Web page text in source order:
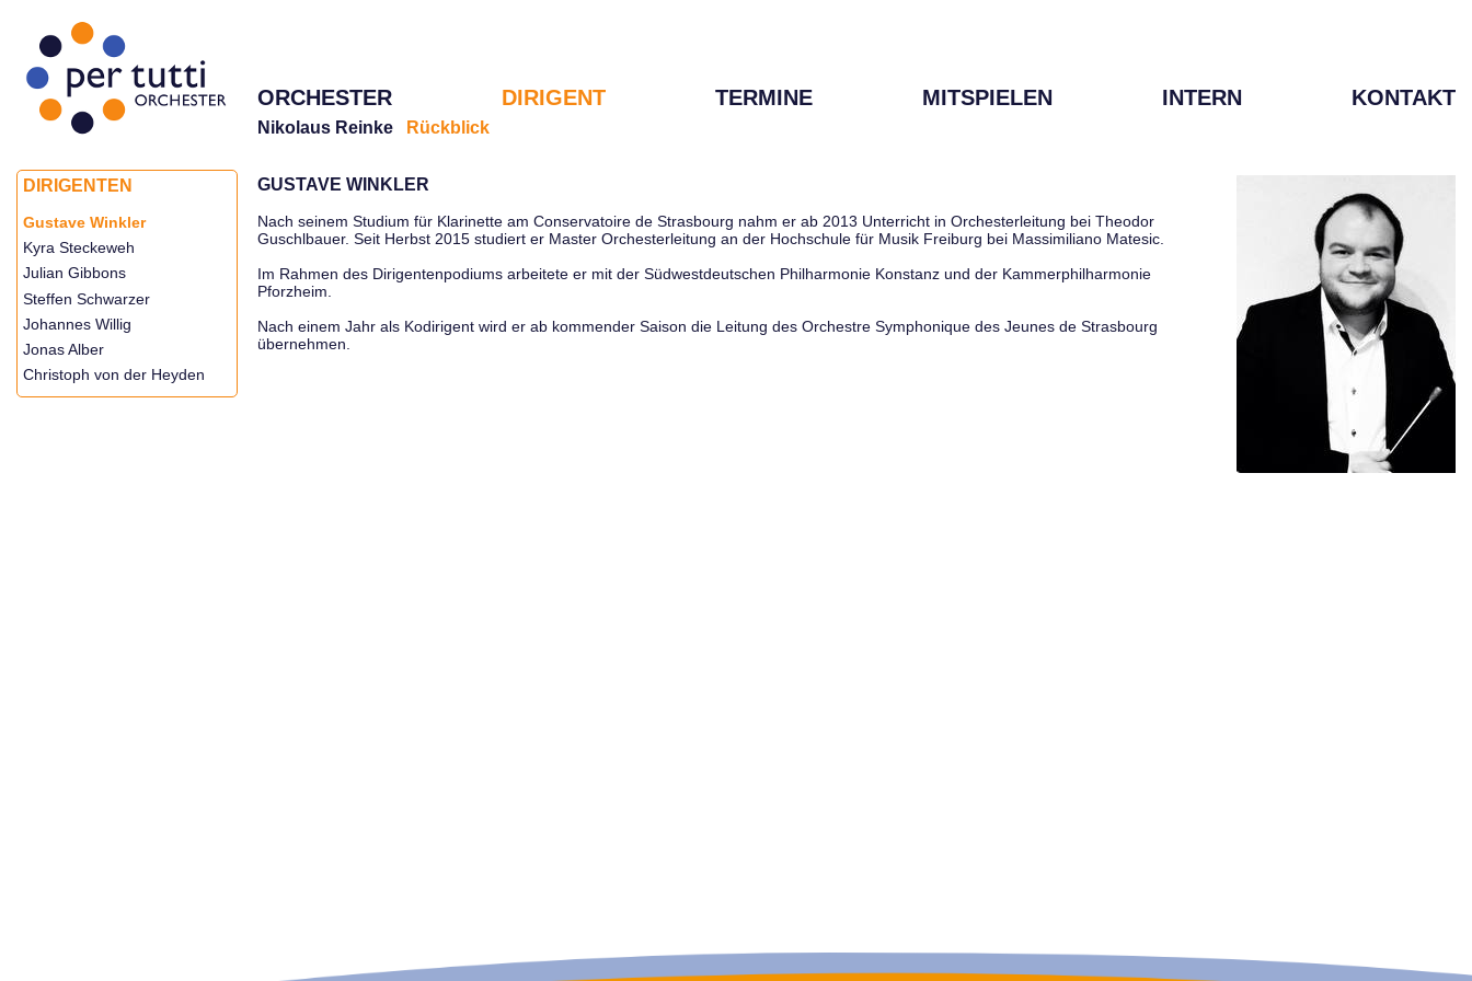
ORCHESTER DIRIGENT TERMINE MITSPIELEN INTERN KONTAKT
Nikolaus Reinke Rückblick
GUSTAVE WINKLER
Nach seinem Studium für Klarinette am Conservatoire de Strasbourg nahm er ab 2013 Unterricht in Orchesterleitung bei Theodor
Guschlbauer. Seit Herbst 2015 studiert er Master Orchesterleitung an der Hochschule für Musik Freiburg bei Massimiliano Matesic.
Im Rahmen des Dirigentenpodiums arbeitete er mit der Südwestdeutschen Philharmonie Konstanz und der Kammerphilharmonie
Pforzheim.
Nach einem Jahr als Kodirigent wird er ab kommender Saison die Leitung des Orchestre Symphonique des Jeunes de Strasbourg
übernehmen.
DIRIGENTEN
Gustave Winkler
Kyra Steckeweh
Julian Gibbons
Steffen Schwarzer
Johannes Willig
Jonas Alber
Christoph von der Heyden